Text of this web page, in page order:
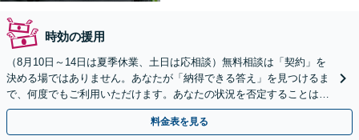
時効の援用
（8月10日～14日は夏季休業、土日は応相談）無料相談は「契約」を
決める場ではありません。あなたが「納得できる答え」を見つけるま
で、何度でもご利用いただけます。あなたの状況を否定することは、
決してありません。どうぞ、ご安心ください。
料金表を見る